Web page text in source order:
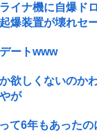
ライナ機に自爆ド
爆装置が壊れセ
ートwww
欲しくないのか
が
て6年もあった